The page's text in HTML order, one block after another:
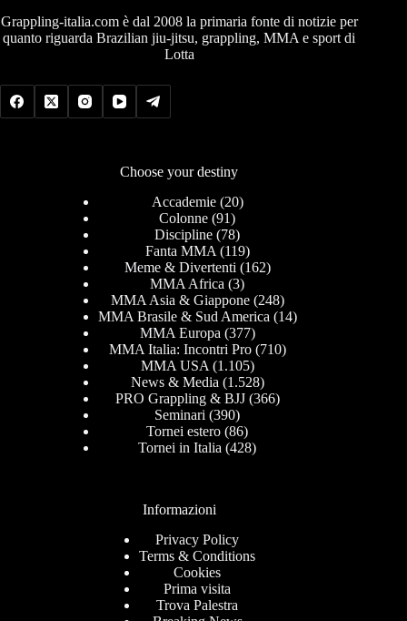
Grappling-italia.com è dal 2008 la primaria fonte di notizie per
quanto riguarda Brazilian jiu-jitsu, grappling, MMA e sport di
Lotta
Choose your destiny
Accademie(20)
Colonne (91)
Discipline (78)
Fanta MMA (119)
Meme & Divertenti (162)
MMA Africa (3)
MMA Asia & Giappone(248)
MMA Brasile & Sud America (14)
MMA Europa (377)
MMA Italia: Incontri Pro(710)
MMA USA (1.105)
News & Media (1.528)
PRO Grappling & BJJ(366)
Seminari (390)
Tornei estero (86)
Tornei in Italia (428)
Informazioni
Privacy Policy
Terms & Conditions
Cookies
Prima visita
Trova Palestra